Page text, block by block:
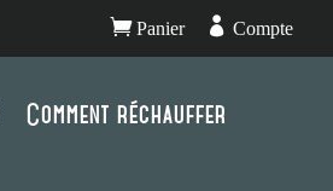
Panier  Compte
Comment réchauffer